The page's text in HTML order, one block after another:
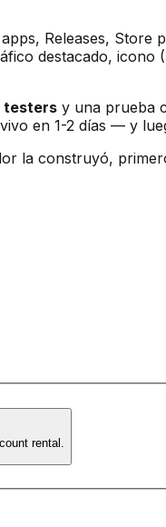
Releases, Store
destacado, icono
testers y una prueba
en 1-2 días — y
la construyó,
rental.